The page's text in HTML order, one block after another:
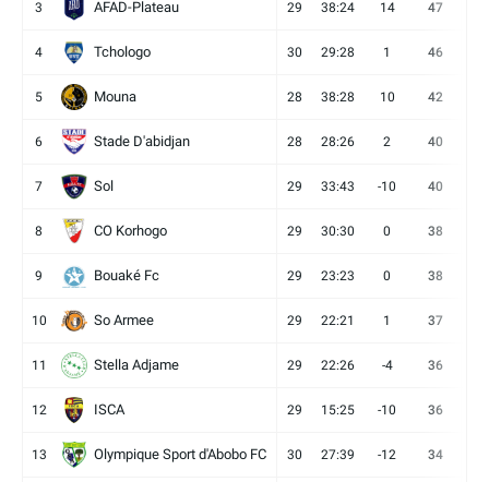
3 AFAD-Plateau 29 38:24 14 47
4 Tchologo 30 29:28 1 46
5 Mouna 28 38:28 10 42
6 Stade D'abidjan 28 28:26 2 40
7 Sol 29 33:43 -10 40
8 CO Korhogo 29 30:30 0 38
9 Bouaké Fc 29 23:23 0 38
10 So Armee 29 22:21 1 37
11 Stella Adjame 29 22:26 -4 36
12 ISCA 29 15:25 -10 36
13 Olympique Sport d'Abobo FC 30 27:39 -12 34